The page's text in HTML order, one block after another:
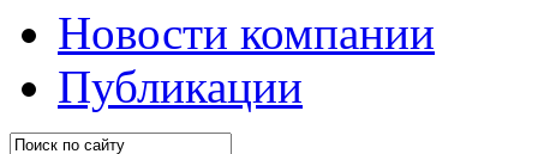
Новости компании
Публикации